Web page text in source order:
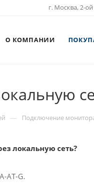
г. Москва, 2-
О КОМПАНИИ
— Подключение
локальную сеть?
AT-G.